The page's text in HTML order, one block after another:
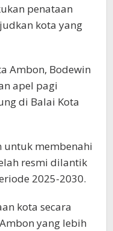
penataan
kota yang
Ambon, Bodewin
apel pagi
di Balai Kota
untuk membenahi
resmi dilantik
2025-2030.
kota secara
yang lebih